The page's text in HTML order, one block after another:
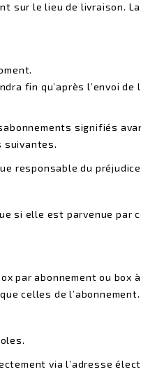
sur le lieu de livraison.
fin qu’après l’envoi
signifiés
suivantes.
responsable du
si elle est parvenue
par abonnement ou box
celles de l’abonnement.
via l’adresse